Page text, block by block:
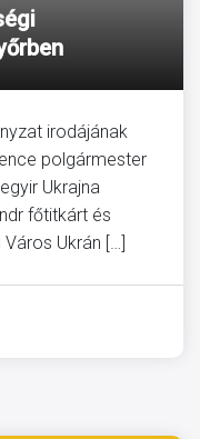
irodájának
polgármester
Ukrajna
főtitkárt és
Ukrán […]